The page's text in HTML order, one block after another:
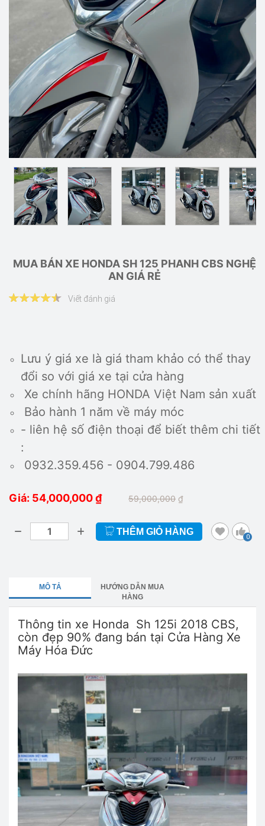
MUA BÁN XE HONDA SH 125 PHANH CBS NGHỆ
AN GIÁ RẺ
Viết đánh giá
Lưu ý giá xe là giá tham khảo có thể thay
đổi so với giá xe tại cửa hàng
Xe chính hãng HONDA Việt Nam sản xuất
Bảo hành 1 năm về máy móc
- liên hệ số điện thoại để biết thêm chi tiết
:
0932.359.456 - 0904.799.486
Giá: 54,000,000₫ 59,000,000 ₫
THÊM GIỎ HÀNG
0
MÔ TẢ
HƯỚNG DẪN MUA
HÀNG
Thông tin xe Honda Sh 125i 2018 CBS,
còn đẹp 90% đang bán tại Cửa Hàng Xe
Máy Hóa Đức